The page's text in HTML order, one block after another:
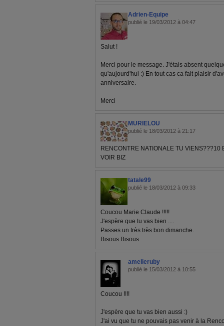
Adrien-Equipe
publié le 19/03/2012 à 04:47
Salut !
Merci pour le message. J'étais absent
qu'aujourd'hui :) En tout cas ca fait plaisir
anniversaire.
Merci
MURIELOU
publié le 18/03/2012 à 21:17
RENCONTRE NATIONALE TU VIENS???10
VOIR BIZ
tatale99
publié le 18/03/2012 à 09:33
Coucou Marie Claude !!!!!
J'espère que tu vas bien ....
Passes un très très bon dimanche.
Bisous Bisous
amelieruby
publié le 15/03/2012 à 10:55
Coucou !!!!
J'espère que tu vas bien aussi :)
J'ai vu que tu ne pouvais pas venir à la